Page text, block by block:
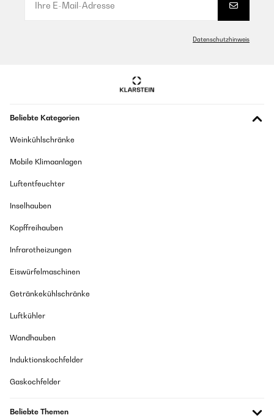
Datenschutzhinweis
Beliebte Kategorien
Weinkühlschränke
Mobile Klimaanlagen
Luftentfeuchter
Inselhauben
Kopffreihauben
Infrarotheizungen
Eiswürfelmaschinen
Getränkekühlschränke
Luftkühler
Wandhauben
Induktionskochfelder
Gaskochfelder
Beliebte Themen